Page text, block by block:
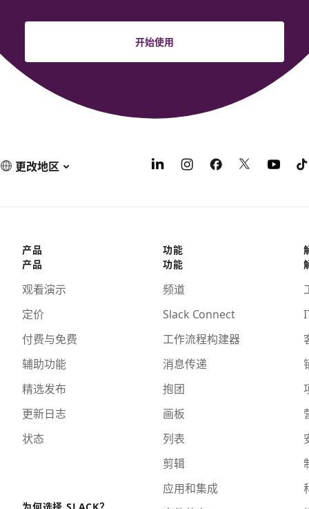
开始使用
更改地区
产品
产品
观看演示
定价
付费与免费
辅助功能
精选发布
更新日志
状态
为何选择 SLACK？
功能
功能
频道
Slack Connect
工作流程构建器
消息传递
抱团
画板
列表
剪辑
应用和集成